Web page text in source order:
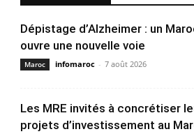
Dépistage d’Alzheimer : un
ouvre une nouvelle voie
Maroc infomaroc - 7 août 2026
Les MRE invités à concrétiser
projets d’investissement au